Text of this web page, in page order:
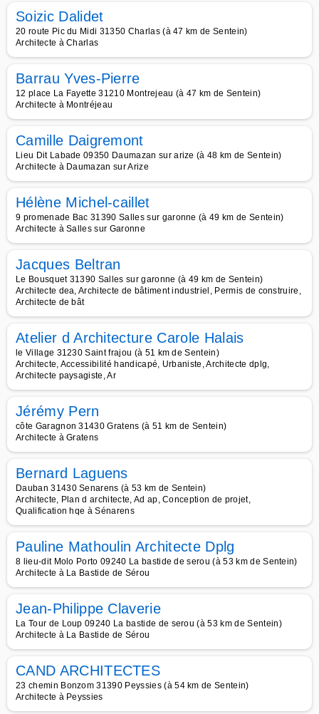
Soizic Dalidet
20 route Pic du Midi 31350 Charlas (à 47 km de Sentein)
Architecte à Charlas
Barrau Yves-Pierre
12 place La Fayette 31210 Montrejeau (à 47 km de Sentein)
Architecte à Montréjeau
Camille Daigremont
Lieu Dit Labade 09350 Daumazan sur arize (à 48 km de Sentein)
Architecte à Daumazan sur Arize
Hélène Michel-caillet
9 promenade Bac 31390 Salles sur garonne (à 49 km de Sentein)
Architecte à Salles sur Garonne
Jacques Beltran
Le Bousquet 31390 Salles sur garonne (à 49 km de Sentein)
Architecte dea, Architecte de bâtiment industriel, Permis de construire,
Architecte de bât
Atelier d Architecture Carole Halais
le Village 31230 Saint frajou (à 51 km de Sentein)
Architecte, Accessibilité handicapé, Urbaniste, Architecte dplg,
Architecte paysagiste, Ar
Jérémy Pern
côte Garagnon 31430 Gratens (à 51 km de Sentein)
Architecte à Gratens
Bernard Laguens
Dauban 31430 Senarens (à 53 km de Sentein)
Architecte, Plan d architecte, Ad ap, Conception de projet,
Qualification hqe à Sénarens
Pauline Mathoulin Architecte Dplg
8 lieu-dit Molo Porto 09240 La bastide de serou (à 53 km de Sentein)
Architecte à La Bastide de Sérou
Jean-Philippe Claverie
La Tour de Loup 09240 La bastide de serou (à 53 km de Sentein)
Architecte à La Bastide de Sérou
CAND ARCHITECTES
23 chemin Bonzom 31390 Peyssies (à 54 km de Sentein)
Architecte à Peyssies